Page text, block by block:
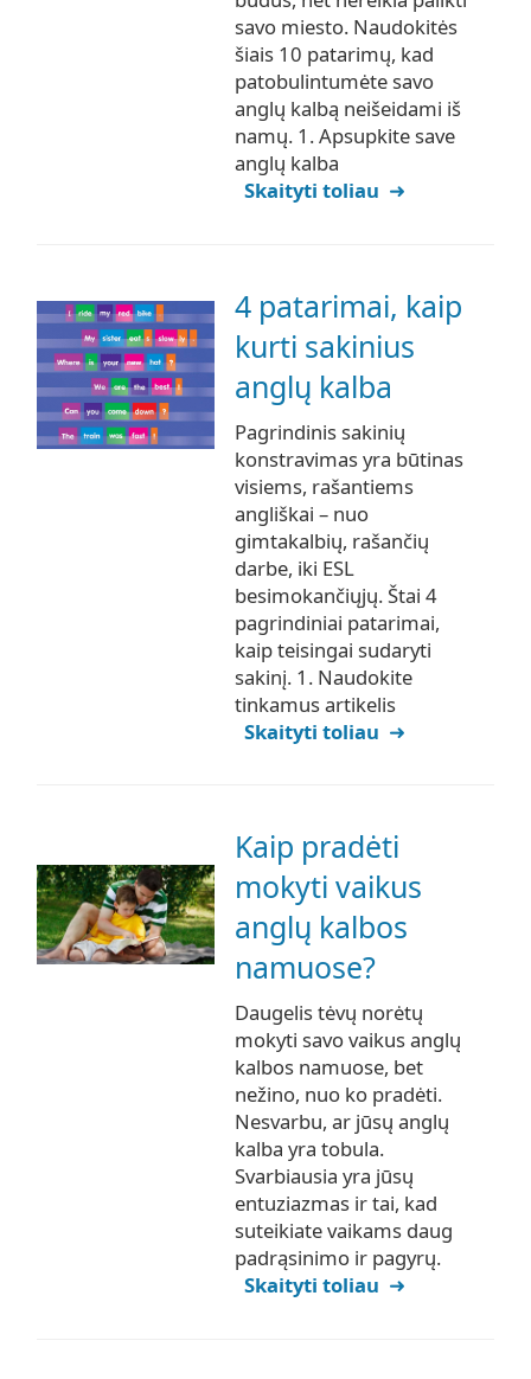
savo miesto. Naudokitės
šiais 10 patarimų, kad
patobulintumėte savo
anglų kalbą neišeidami iš
namų. 1. Apsupkite save
anglų kalba
Skaityti toliau
4 patarimai, kaip
kurti sakinius
anglų kalba
Pagrindinis sakinių
konstravimas yra būtinas
visiems, rašantiems
angliškai – nuo
gimtakalbių, rašančių
darbe, iki ESL
besimokančiųjų. Štai 4
pagrindiniai patarimai,
kaip teisingai sudaryti
sakinį. 1. Naudokite
tinkamus artikelis
Skaityti toliau
Kaip pradėti
mokyti vaikus
anglų kalbos
namuose?
Daugelis tėvų norėtų
mokyti savo vaikus anglų
kalbos namuose, bet
nežino, nuo ko pradėti.
Nesvarbu, ar jūsų anglų
kalba yra tobula.
Svarbiausia yra jūsų
entuziazmas ir tai, kad
suteikiate vaikams daug
padrąsinimo ir pagyrų.
Skaityti toliau